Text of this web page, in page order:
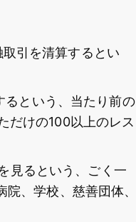
引を清算するとい
るという、当たり前の
だけの100以上のレス
見るという、ごく一
、学校、慈善団体、